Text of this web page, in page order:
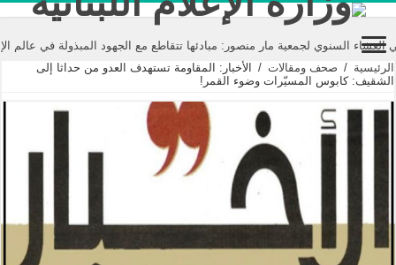
لجمعية مار منصور: مبادئها تتقاطع مع الجهود المبذولة في عالم الإعلام
الرئيسية / صحف ومقالات /
الأخبار: المقاومة تستهدف العدو من حداثا إلى
الشقيف: كابوس المسيّرات وضوء القمر!